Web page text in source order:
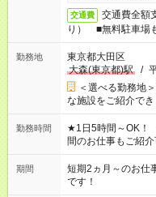
交通費
交通費全額
り） ■無料駐車場
勤務地
東京都大田区
大森(東京都)駅
/
＜選べる勤務地
な施設をご紹介でき
勤務時間
★1日5時間～OK！
間のお仕事もご紹
庭の都合でお休み
週最低15時間以上
期間
短期2ヵ月～のお
です！